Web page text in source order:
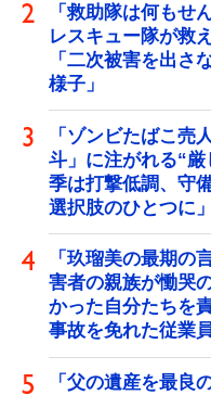
「救助隊は何もせ
レスキュー隊が救
「二次被害を出さ
様子」
「ゾンビたばこ売
斗」に注がれる“
季は打撃低調、守
選択肢のひとつに」
「玖瑠美の最期
害者の親族が慟哭
かった自分たちを
事故を免れた従業
「父の遺産を最